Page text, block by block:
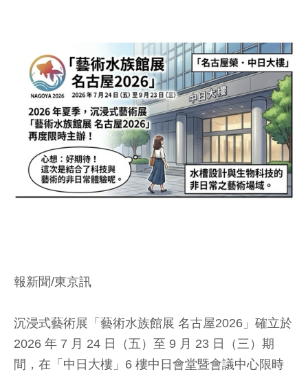
報新聞/東京訊
沉浸式藝術展「藝術水族館展 名古屋2026」確立於
2026 年 7 月 24 日（五）至 9 月 23 日（三）期
間，在「中日大樓」6 樓中日會堂暨會議中心限時